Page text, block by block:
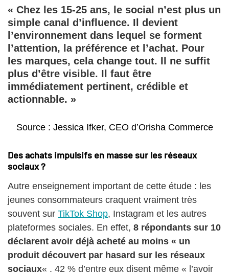
« Chez les 15-25 ans, le social n’est plus un
simple canal d’influence. Il devient
l’environnement dans lequel se forment
l’attention, la préférence et l’achat. Pour
les marques, cela change tout. Il ne suffit
plus d’être visible. Il faut être
immédiatement pertinent, crédible et
actionnable. »
Source : Jessica Ifker, CEO d’Orisha Commerce
Des achats impulsifs en masse sur les réseaux
sociaux ?
Autre enseignement important de cette étude : les
jeunes consommateurs craquent vraiment très
souvent sur TikTok Shop, Instagram et les autres
plateformes sociales. En effet, 8 répondants sur 10
déclarent avoir déjà acheté au moins « un
produit découvert par hasard sur les réseaux
sociaux« . 42 % d’entre eux disent même « l’avoir